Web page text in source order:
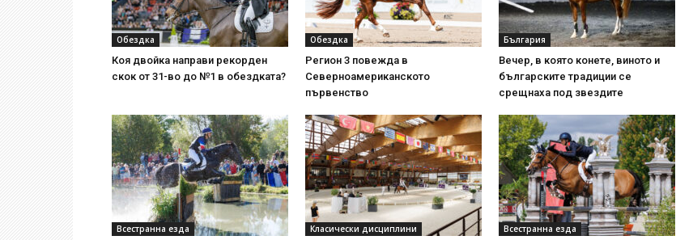
Обездка
Коя двойка направи рекорден
скок от 31-во до №1 в обездката?
Обездка
Регион 3 повежда в
Северноамериканското
първенство
България
Вечер, в която конете, виното и
българските традиции се
срещнаха под звездите
Всестранна езда Класически дисциплини Всестранна езда